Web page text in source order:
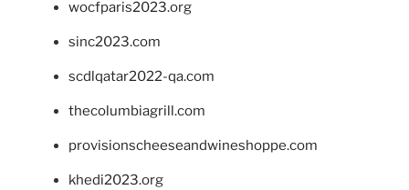
wocfparis2023.org
sinc2023.com
scdlqatar2022-qa.com
thecolumbiagrill.com
provisionscheeseandwineshoppe.com
khedi2023.org